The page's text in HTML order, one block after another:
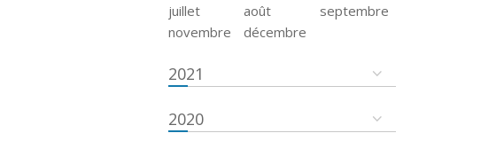
juillet
août
septembre
novembre
décembre
2021
2020